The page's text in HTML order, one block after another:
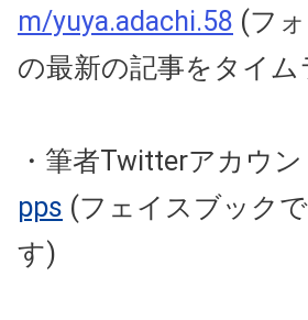
m/yuya.adachi.58 (フ
の最新の記事をタイ
・筆者Twitterアカウン
pps (フェイスブック
す)